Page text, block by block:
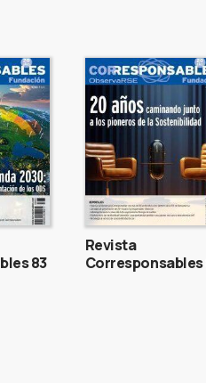
83
Revista
Corresponsables